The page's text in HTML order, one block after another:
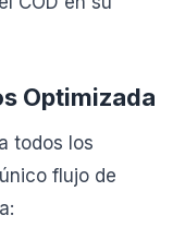
Optimizada
todos los
flujo de